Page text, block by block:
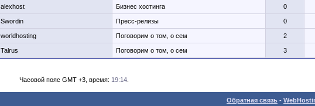
alexhost Бизнес хостинга 0
Swordin Пресс-релизы 0
worldhosting Поговорим о том, о сем 2
Talrus Поговорим о том, о сем 3
Часовой пояс GMT +3, время: 19:14.
Обратная связь -